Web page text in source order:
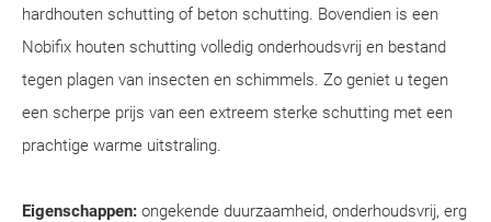
hardhouten schutting of beton schutting. Bovendien is een
Nobifix houten schutting volledig onderhoudsvrij en bestand
tegen plagen van insecten en schimmels. Zo geniet u tegen
een scherpe prijs van een extreem sterke schutting met een
prachtige warme uitstraling.
Eigenschappen: ongekende duurzaamheid, onderhoudsvrij, erg